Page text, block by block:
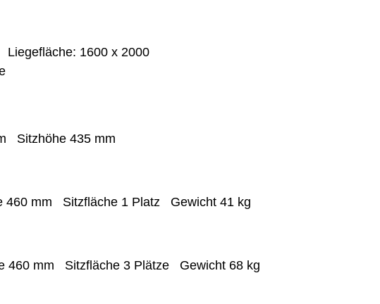
1600 x 2000
Sitzhöhe435 mm
460 mm Sitzfläche 1 Platz Gewicht 41 kg
460 mm Sitzfläche3Plätze Gewicht68kg